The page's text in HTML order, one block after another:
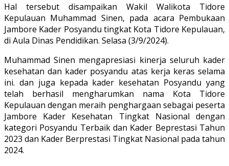
Hal tersebut disampaikan Wakil Walikota Tidore
Kepulauan Muhammad Sinen, pada acara Pembukaan
Jambore Kader Posyandu tingkat Kota Tidore Kepulauan,
di Aula Dinas Pendidikan. Selasa (3/9/2024).
Muhammad Sinen mengapresiasi kinerja seluruh kader
kesehatan dan kader posyandu atas kerja keras selama
ini. dan juga kepada kader kesehatan Posyandu yang
telah berhasil mengharumkan nama Kota Tidore
Kepulauan dengan meraih penghargaan sebagai peserta
Jambore Kader Kesehatan Tingkat Nasional dengan
kategori Posyandu Terbaik dan Kader Beprestasi Tahun
2023 dan Kader Berprestasi Tingkat Nasional pada tahun
2024.